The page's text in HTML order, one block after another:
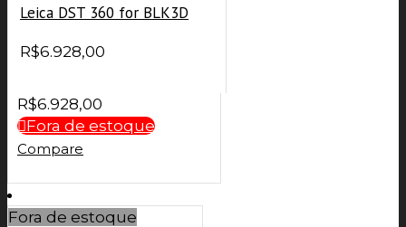
Leica DST 360 for BLK3D
R$6.928,00
R$6.928,00
Fora de estoque
Compare
Fora de estoque